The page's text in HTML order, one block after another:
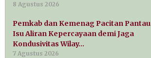
8 Agustus 2026
Pemkab dan Kemenag Pacitan Pantau
Isu Aliran Kepercayaan demi Jaga
Kondusivitas Wilay…
7 Agustus 2026